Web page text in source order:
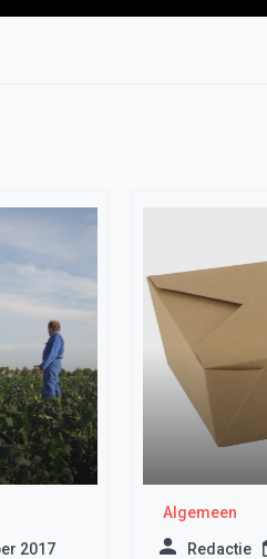
2017
Algemeen
Redactie